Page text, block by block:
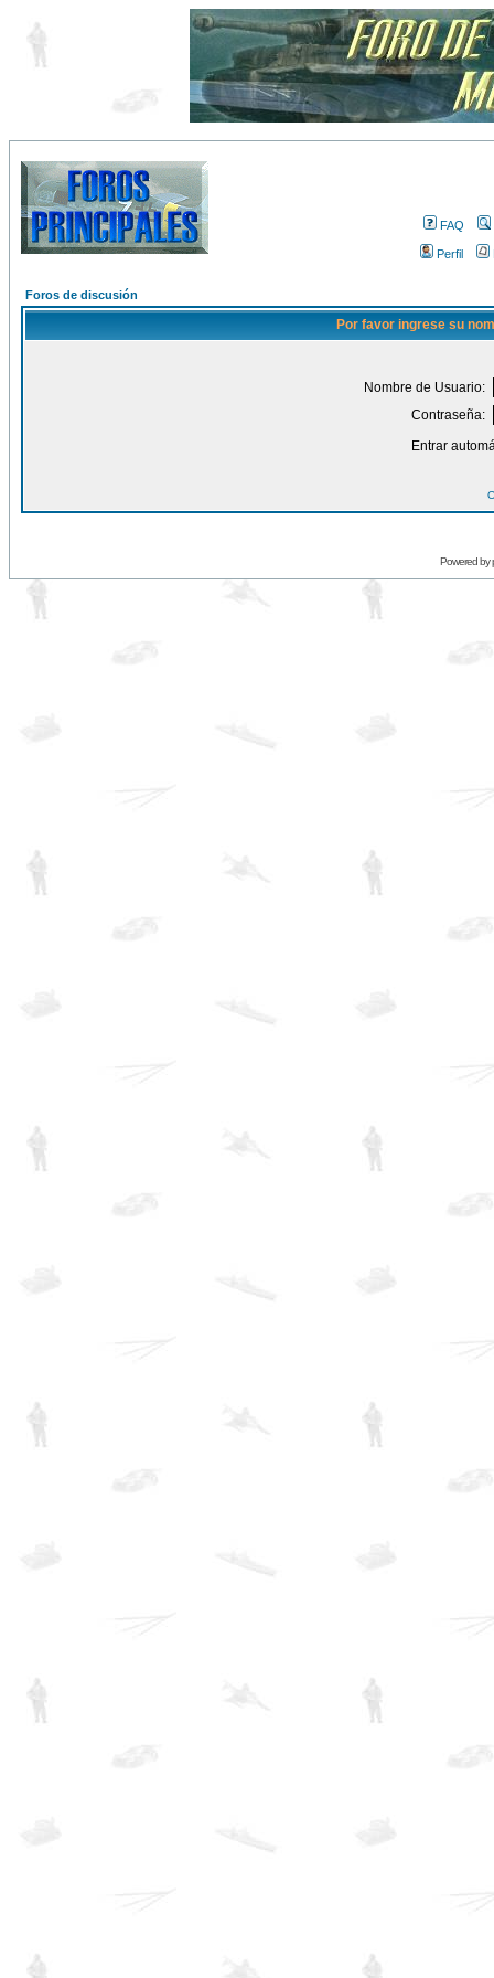
FAQ
Perfil
Foros de discusión
Por favor ingrese su
Nombre de Usuario:
Contraseña:
Entrar
Powered by